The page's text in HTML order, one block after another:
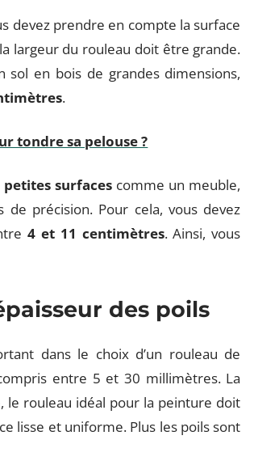
devez prendre en compte la surface
largeur du rouleau doit être grande.
en bois de grandes dimensions,
.
tondre sa pelouse ?
petites surfaces comme un meuble,
précision. Pour cela, vous devez
4 et 11 centimètres. Ainsi, vous
des poils
dans le choix d’un rouleau de
entre 5 et 30 millimètres. La
rouleau idéal pour la peinture doit
lisse et uniforme. Plus les poils sont